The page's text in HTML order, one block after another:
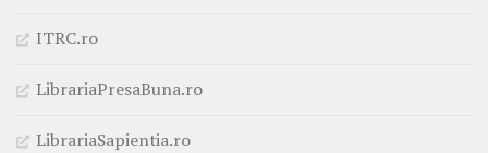
ITRC.ro
LibrariaPresaBuna.ro
LibrariaSapientia.ro